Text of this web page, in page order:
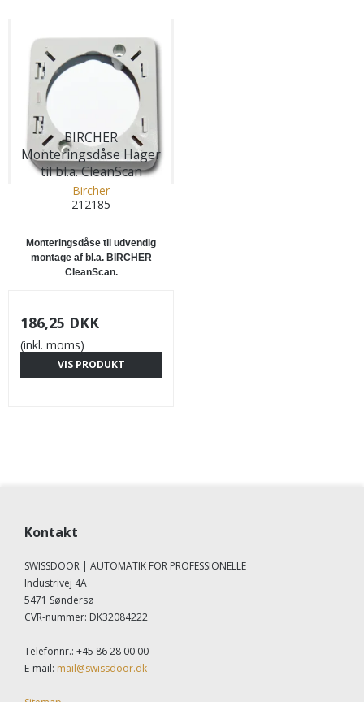
BIRCHER
Monteringsdåse Hager
til bl.a. CleanScan
Bircher
212185
Monteringsdåse til udvendig
montage af bl.a. BIRCHER
CleanScan.
186,25 DKK
(inkl. moms)
VIS PRODUKT
Kontakt
SWISSDOOR | AUTOMATIK FOR PROFESSIONELLE
Industrivej 4A
5471 Søndersø
CVR-nummer: DK32084222
Telefonnr.: +45 86 28 00 00
E-mail: mail@swissdoor.dk